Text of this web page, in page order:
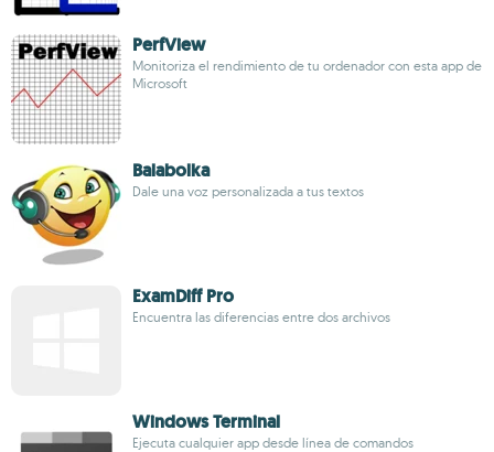
PerfView
Monitoriza el rendimiento de tu ordenador con esta app de
Microsoft
Balabolka
Dale una voz personalizada a tus textos
ExamDiff Pro
Encuentra las diferencias entre dos archivos
Windows Terminal
Ejecuta cualquier app desde línea de comandos